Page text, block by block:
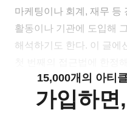
마케팅이나 회계, 재무 등
활동이나 기관에 도입해
해석하기도 한다. 이 글에
15,000개의 아티
가입하